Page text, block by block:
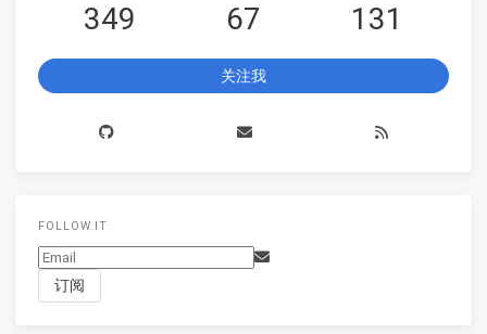
349 67 131
关注我
FOLLOW.IT